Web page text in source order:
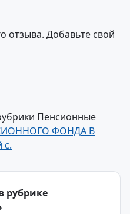
отзыва. Добавьте свой
Пенсионные
ФОНДА В
с.
рубрике